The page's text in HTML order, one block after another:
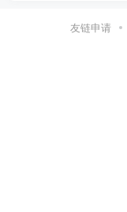
友链申请